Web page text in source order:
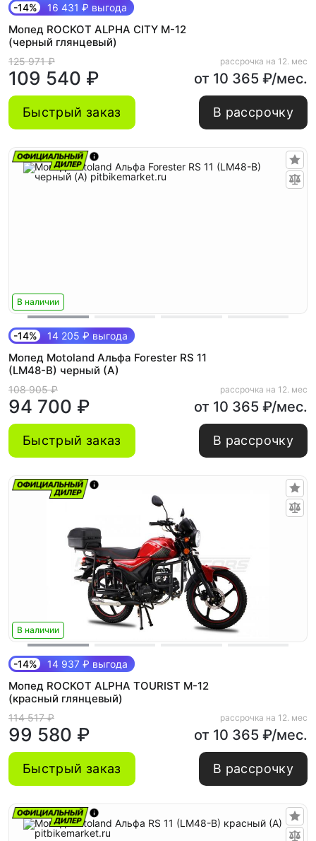
-14% 16 431 ₽ выгода
Мопед ROCKOT ALPHA CITY M-12
(черный глянцевый)
125 971 ₽
109 540 ₽
рассрочка на 12. мес
от 10 365 ₽/мес.
Быстрый заказ В рассрочку
В наличии
-14% 14 205 ₽ выгода
Мопед Motoland Альфа Forester RS 11
(LM48-B) черный (A)
108 905 ₽
94 700 ₽
рассрочка на 12. мес
от 10 365 ₽/мес.
Быстрый заказ В рассрочку
В наличии
-14% 14 937 ₽ выгода
Мопед ROCKOT ALPHA TOURIST M-12
(красный глянцевый)
114 517 ₽
99 580 ₽
рассрочка на 12. мес
от 10 365 ₽/мес.
Быстрый заказ В рассрочку